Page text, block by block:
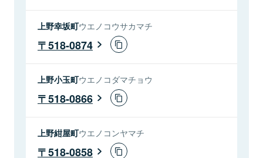
上野幸坂町ウエノコウサカマチ
518-0874
上野小玉町ウエノコダマチョウ
518-0866
上野紺屋町ウエノコンヤマチ
518-0858